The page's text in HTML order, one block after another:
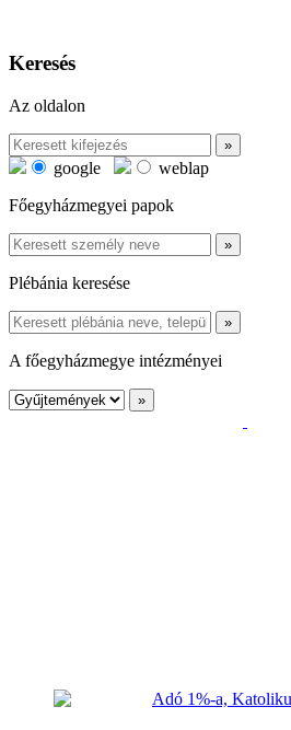
Keresés
Az oldalon
google
weblap
Főegyházmegyei papok
Plébánia keresése
A főegyházmegye intézményei